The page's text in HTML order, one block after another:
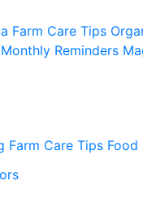
Farm Care Tips
Monthly Reminders
Farm Care Tips Food